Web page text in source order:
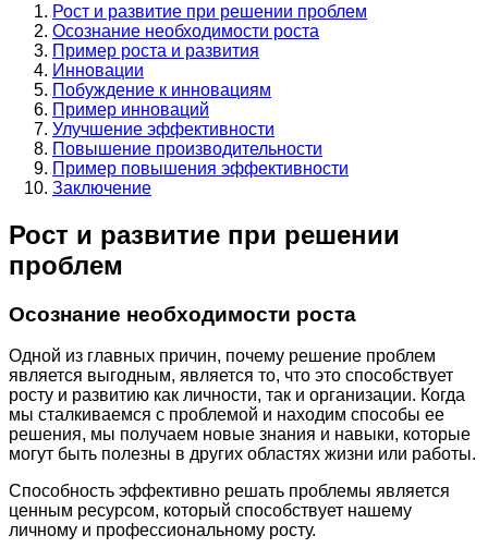
Рост и развитие при решении проблем
Осознание необходимости роста
Пример роста и развития
Инновации
Побуждение к инновациям
Пример инноваций
Улучшение эффективности
Повышение производительности
Пример повышения эффективности
Заключение
Рост и развитие при решении
проблем
Осознание необходимости роста
Одной из главных причин, почему решение проблем
является выгодным, является то, что это способствует
росту и развитию как личности, так и организации. Когда
мы сталкиваемся с проблемой и находим способы ее
решения, мы получаем новые знания и навыки, которые
могут быть полезны в других областях жизни или работы.
Способность эффективно решать проблемы является
ценным ресурсом, который способствует нашему
личному и профессиональному росту.